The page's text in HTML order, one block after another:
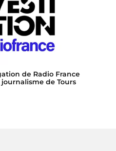
de Radio France
de Tours